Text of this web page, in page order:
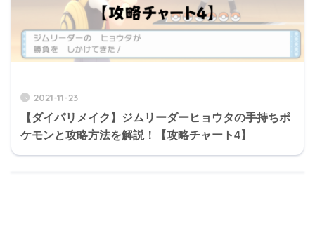
2021-11-23
【ダイパリメイク】ジムリーダーヒョウタの手持ちポ
ケモンと攻略方法を解説！【攻略チャート4】